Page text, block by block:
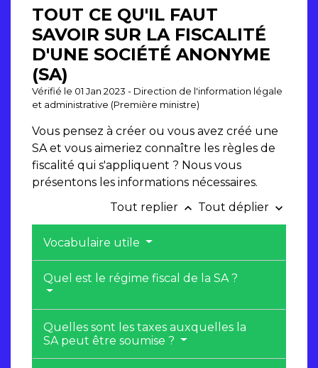
TOUT CE QU'IL FAUT
SAVOIR SUR LA FISCALITÉ
D'UNE SOCIÉTÉ ANONYME
(SA)
Vérifié le 01 Jan 2023 - Direction de l'information légale
et administrative (Première ministre)
Vous pensez à créer ou vous avez créé une
SA et vous aimeriez connaître les règles de
fiscalité qui s'appliquent ? Nous vous
présentons les informations nécessaires.
Tout replier keyboard_arrow_up Tout déplier keyboard_arrow_down
Vocabulaire utile
Quel est le régime fiscal de la SA ?
Quelles sont les taxes auxquelles la
SA peut être soumise ?